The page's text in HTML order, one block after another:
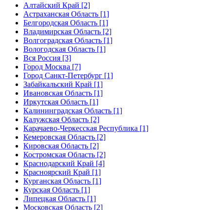
Алтайский Край [2]
Астраханская Область [1]
Белгородская Область [1]
Владимирская Область [2]
Волгоградская Область [1]
Вологодская Область [1]
Вся Россия [3]
Город Москва [7]
Город Санкт-Петербург [1]
Забайкальский Край [1]
Ивановская Область [1]
Иркутская Область [1]
Калининградская Область [1]
Калужская Область [2]
Карачаево-Черкесская Республика [1]
Кемеровская Область [2]
Кировская Область [2]
Костромская Область [2]
Краснодарский Край [4]
Красноярский Край [1]
Курганская Область [1]
Курская Область [1]
Липецкая Область [1]
Московская Область [2]